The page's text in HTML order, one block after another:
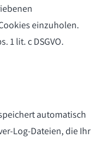
einzuholen.
1 lit. c DSGVO.
automatisch
Log-Dateien, die Ihr